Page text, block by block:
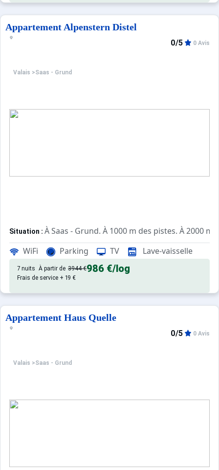
Appartement Alpenstern Distel
Valais >Saas - Grund
0/5 0 Avis
Situation : À Saas - Grund. À 1000 m des pistes. À 2000
Appartement de particulier : d'excellente qualité, de 60 m²
WiFi Parking TV Lave-vaisselle
7 nuits À partir de 3944 €986 €/log
Frais de service + 19 €
Appartement Haus Quelle
Valais >Saas - Grund
0/5 0 Avis